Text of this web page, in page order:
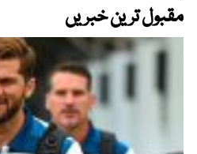
مقبول ترین خبریں